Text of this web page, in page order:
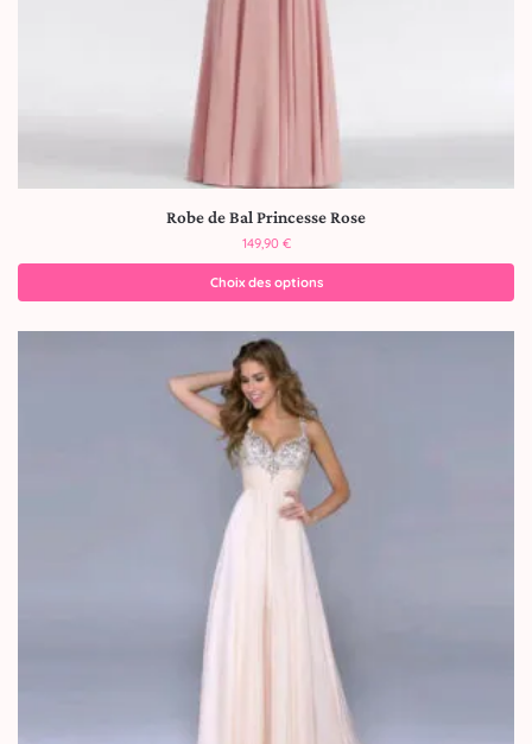
Robe de Bal Princesse Rose
149,90 €
Choix des options